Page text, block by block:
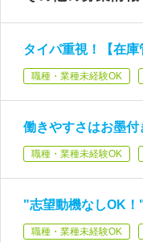
タイパ重視！【在
職種・業種未経験OK
働きやすさはお墨
職種・業種未経験OK
"志望動機なしOK！
職種・業種未経験OK